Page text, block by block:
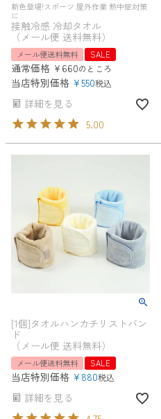
新色登場!スポーツ 屋外作業 熱中症対策
に
接触冷感 冷却タオル
（メール便 送料無料）
メール便送料無料 SALE
通常価格 ¥ 660のところ
当店特別価格 ¥550税込
詳細を見る
5.00
[1個]タオルハンカチリストバン
ド
（メール便 送料無料）
メール便送料無料 SALE
当店特別価格 ¥ 880税込
詳細を見る